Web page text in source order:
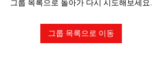
그룹 목록으로 돌아가 다시 시도해보세요.
그룹 목록으로 이동